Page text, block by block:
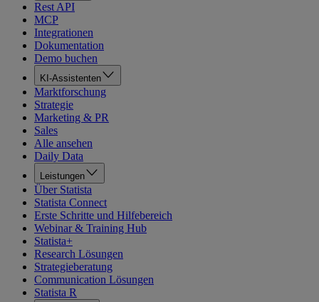
Rest API
MCP
Integrationen
Dokumentation
Demo buchen
KI-Assistenten
Marktforschung
Strategie
Marketing & PR
Sales
Alle ansehen
Daily Data
Leistungen
Über Statista
Statista Connect
Erste Schritte und Hilfebereich
Webinar & Training Hub
Statista+
Research Lösungen
Strategieberatung
Communication Lösungen
Statista R